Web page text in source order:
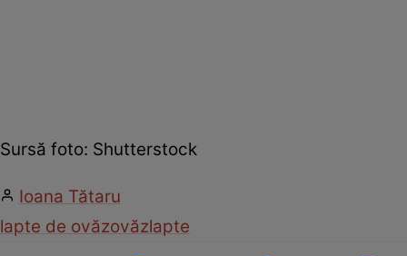
Sursă foto: Shutterstock
Ioana Tătaru
lapte de ovăzovăzlapte